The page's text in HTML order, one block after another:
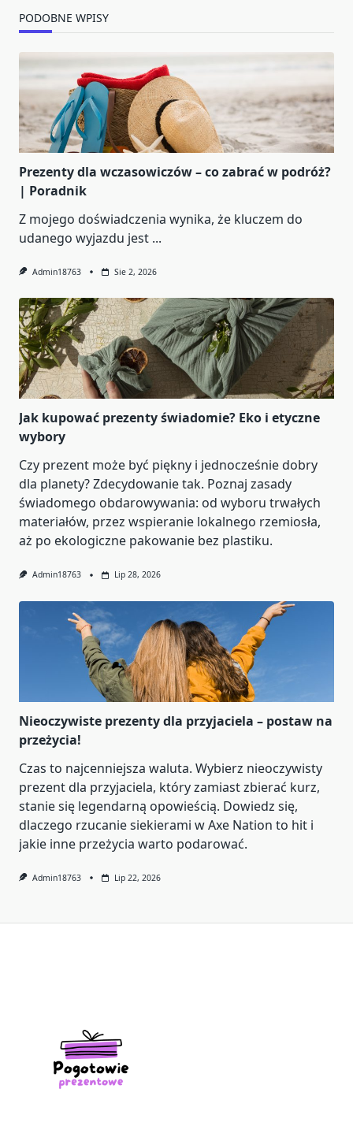
PODOBNE WPISY
Prezenty dla wczasowiczów – co zabrać w podróż?
| Poradnik
Z mojego doświadczenia wynika, że kluczem do
udanego wyjazdu jest ...
Admin18763 Sie 2, 2026
Jak kupować prezenty świadomie? Eko i etyczne
wybory
Czy prezent może być piękny i jednocześnie dobry
dla planety? Zdecydowanie tak. Poznaj zasady
świadomego obdarowywania: od wyboru trwałych
materiałów, przez wspieranie lokalnego rzemiosła,
aż po ekologiczne pakowanie bez plastiku.
Admin18763 Lip 28, 2026
Nieoczywiste prezenty dla przyjaciela – postaw na
przeżycia!
Czas to najcenniejsza waluta. Wybierz nieoczywisty
prezent dla przyjaciela, który zamiast zbierać kurz,
stanie się legendarną opowieścią. Dowiedz się,
dlaczego rzucanie siekierami w Axe Nation to hit i
jakie inne przeżycia warto podarować.
Admin18763 Lip 22, 2026